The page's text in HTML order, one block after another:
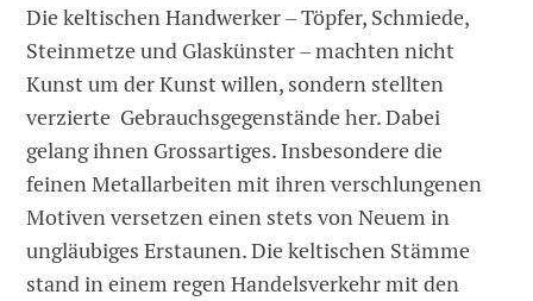
Die keltischen Handwerker – Töpfer, Schmiede,
Steinmetze und Glaskünster – machten nicht
Kunst um der Kunst willen, sondern stellten
verzierte Gebrauchsgegenstände her. Dabei
gelang ihnen Grossartiges. Insbesondere die
feinen Metallarbeiten mit ihren verschlungenen
Motiven versetzen einen stets von Neuem in
ungläubiges Erstaunen. Die keltischen Stämme
stand in einem regen Handelsverkehr mit den